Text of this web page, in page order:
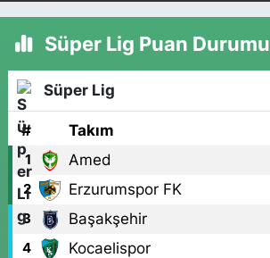
Süper Lig Puan Durumu
Süper Lig
# Takım
1 Amed
2 Erzurumspor FK
3 Başakşehir
4 Kocaelispor